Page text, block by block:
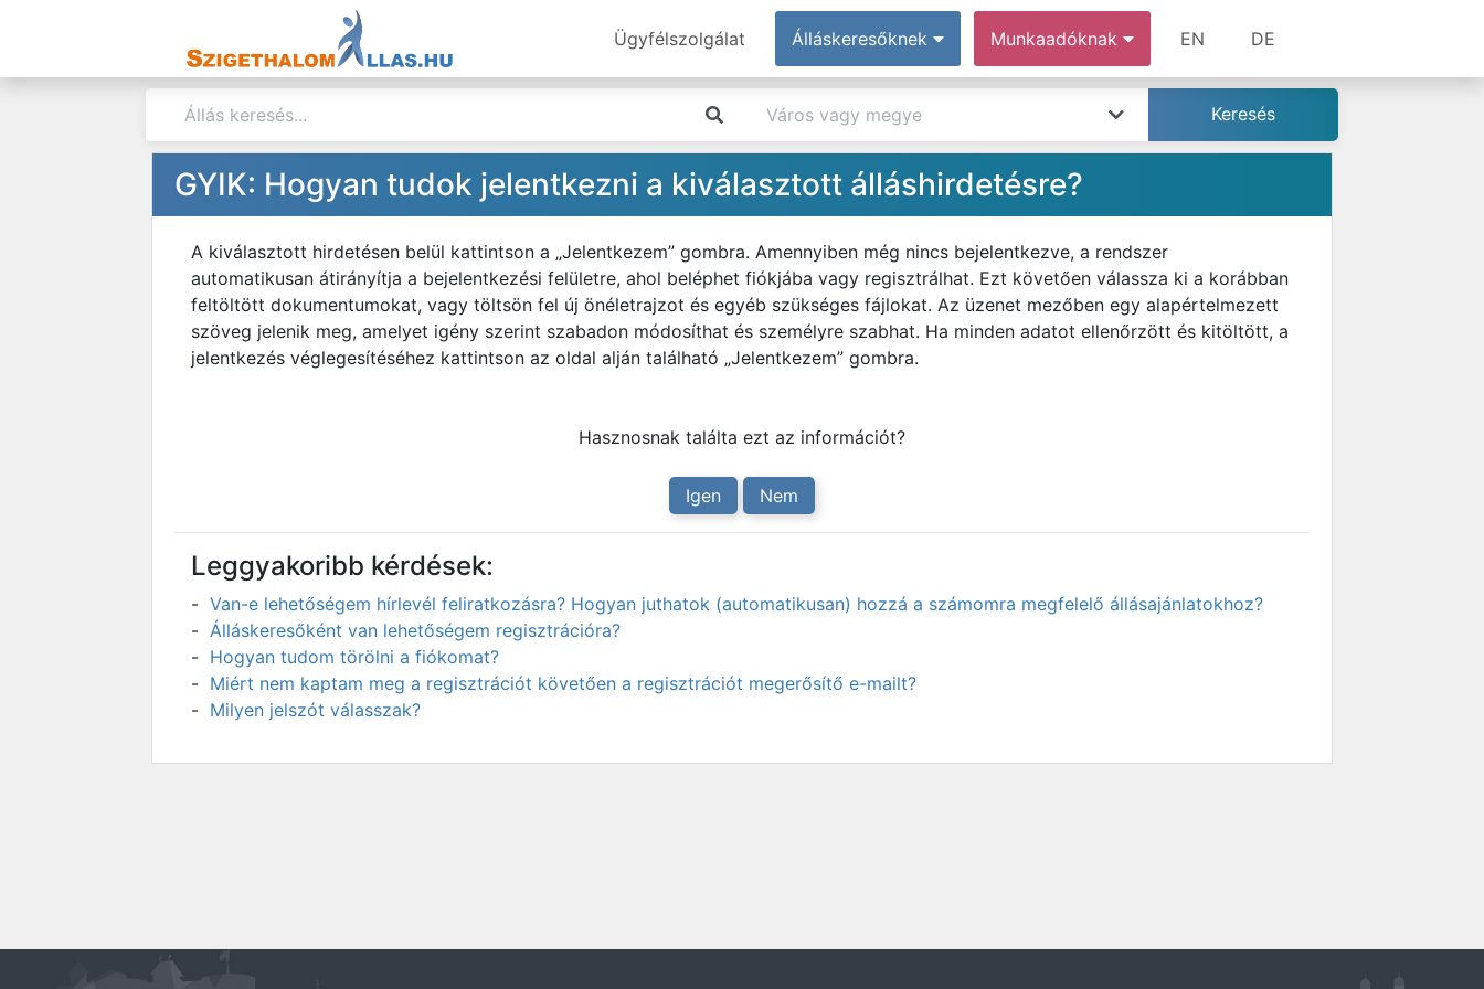
Ügyfélszolgálat Álláskeresőknek Munkaadóknak EN DE
GYIK: Hogyan tudok jelentkezni a kiválasztott álláshirdetésre?
A kiválasztott hirdetésen belül kattintson a „Jelentkezem” gombra. Amennyiben még nincs bejelentkezve, a rendszer
automatikusan átirányítja a bejelentkezési felületre, ahol beléphet fiókjába vagy regisztrálhat. Ezt követően válassza ki a korábban
feltöltött dokumentumokat, vagy töltsön fel új önéletrajzot és egyéb szükséges fájlokat. Az üzenet mezőben egy alapértelmezett
szöveg jelenik meg, amelyet igény szerint szabadon módosíthat és személyre szabhat. Ha minden adatot ellenőrzött és kitöltött, a
jelentkezés véglegesítéséhez kattintson az oldal alján található „Jelentkezem” gombra.
Hasznosnak találta ezt az információt?
Igen Nem
Leggyakoribb kérdések:
Van-e lehetőségem hírlevél feliratkozásra? Hogyan juthatok (automatikusan) hozzá a számomra megfelelő állásajánlatokhoz?
Álláskeresőként van lehetőségem regisztrációra?
Hogyan tudom törölni a fiókomat?
Miért nem kaptam meg a regisztrációt követően a regisztrációt megerősítő e-mailt?
Milyen jelszót válasszak?